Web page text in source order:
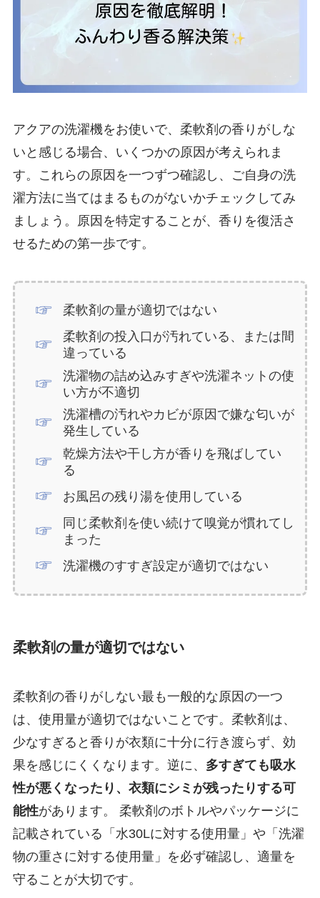
アクアの洗濯機をお使いで、柔軟剤の香りがしな
いと感じる場合、いくつかの原因が考えられま
す。これらの原因を一つずつ確認し、ご自身の洗
濯方法に当てはまるものがないかチェックしてみ
ましょう。原因を特定することが、香りを復活さ
せるための第一歩です。
柔軟剤の量が適切ではない
柔軟剤の投入口が汚れている、または間
違っている
洗濯物の詰め込みすぎや洗濯ネットの使
い方が不適切
洗濯槽の汚れやカビが原因で嫌な匂いが
発生している
乾燥方法や干し方が香りを飛ばしてい
る
お風呂の残り湯を使用している
同じ柔軟剤を使い続けて嗅覚が慣れてし
まった
洗濯機のすすぎ設定が適切ではない
柔軟剤の量が適切ではない
柔軟剤の香りがしない最も一般的な原因の一つ
は、使用量が適切ではないことです。柔軟剤は、
少なすぎると香りが衣類に十分に行き渡らず、効
果を感じにくくなります。逆に、 多すぎても吸水
性が悪くなったり、衣類にシミが残ったりする可
能性があります。 柔軟剤のボトルやパッケージに
記載されている「水30Lに対する使用量」や「洗濯
物の重さに対する使用量」を必ず確認し、適量を
守ることが大切です。